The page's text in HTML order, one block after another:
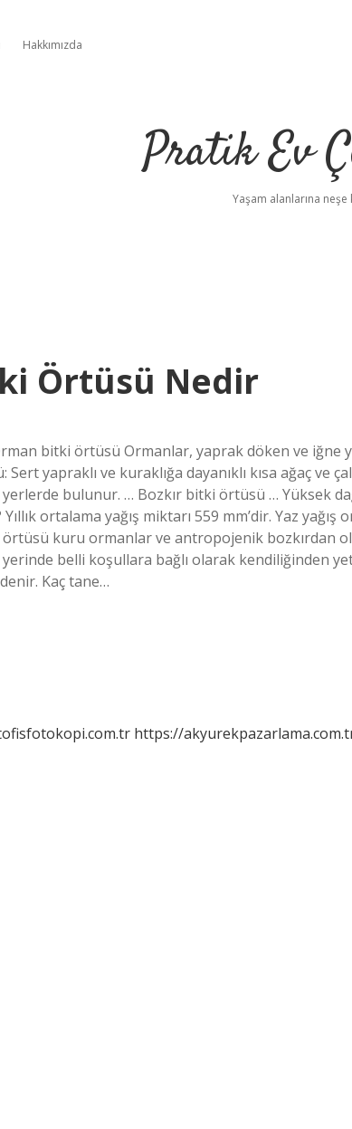
Hakkımızda
Pratik Ev
Yaşam alanlarına
Örtüsü Nedir
bitki örtüsü Ormanlar, yaprak döken ve iğne
yapraklı ve kuraklığa dayanıklı kısa ağaç ve
bulunur. … Bozkır bitki örtüsü … Yüksek
ortalama yağış miktarı 559 mm’dir. Yaz yağış
örtüsü kuru ormanlar ve antropojenik bozkırdan
belli koşullara bağlı olarak kendiliğinden
Kaç tane…
https://